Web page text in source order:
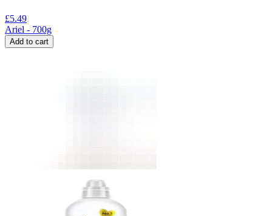
£5.49
Ariel - 700g
Add to cart